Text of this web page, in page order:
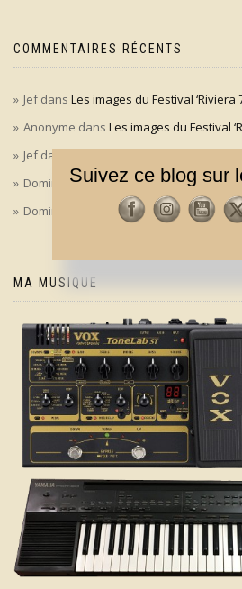
COMMENTAIRES RÉCENTS
Jefdans Les images du Festival ‘Riviera
Anonyme dans Les images du Festival
Jefdans
Dominiquedans‘Le bon, la brute et le
Dominique
‘Le bon, la brute et le
MA MUSIQUE
Suivez ce blog sur